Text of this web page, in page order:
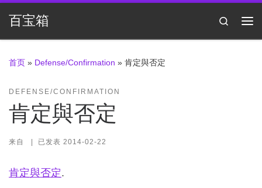
Skip to content
百宝箱
Search
首页 » Defense/Confirmation » 肯定與否定
DEFENSE/CONFIRMATION
肯定與否定
来自 | 已发表 2014-02-22
肯定與否定.